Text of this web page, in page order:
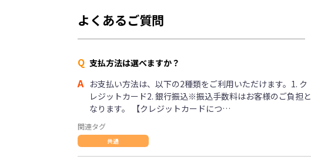
よくあるご質問
Q 支払方法は選べますか？
A お支払い方法は、以下の2種類をご利用いただけます。1. ク
レジットカード2. 銀行振込※振込手数料はお客様のご負担と
なります。 【クレジットカードにつ…
関連タグ
共通